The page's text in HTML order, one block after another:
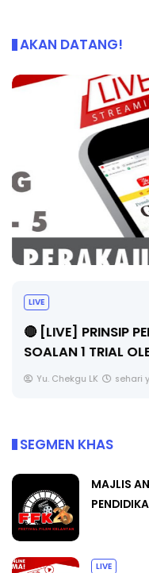
AKAN DATANG!
LIVE
🔴 [LIVE] PRINSIP
SOALAN 1 TRIAL
Yu. Chekgu LK sehari
SEGMEN KHAS
MAJLIS
LIVE